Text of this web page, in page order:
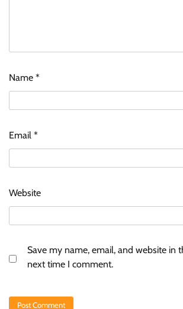
Name *
Email *
Website
Save my name, email, and website in
next time I comment.